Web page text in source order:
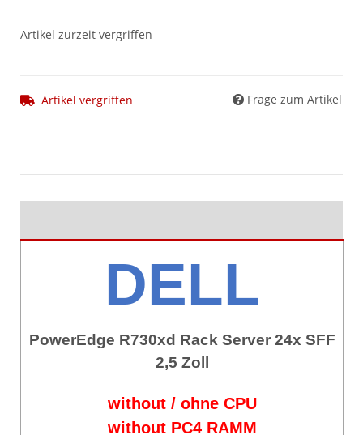
Artikel zurzeit vergriffen
Artikel vergriffen Frage zum Artikel
DELL
PowerEdge R730xd Rack Server 24x SFF
2,5 Zoll
without / ohne CPU
without PC4 RAMM